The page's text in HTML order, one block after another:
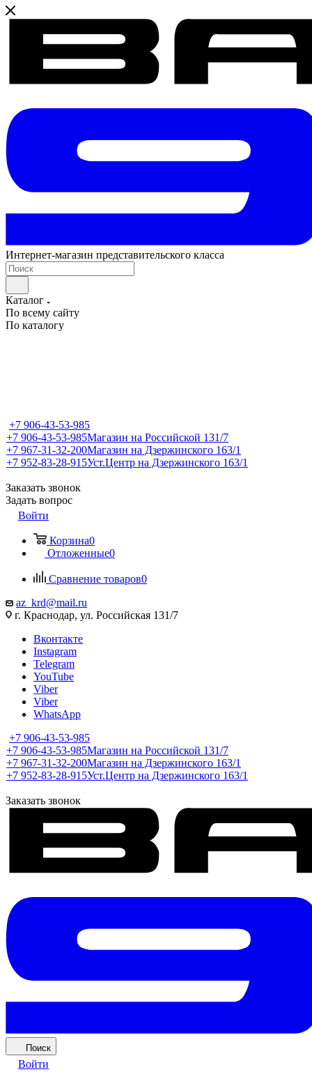
Интернет-магазин представительского класса
Каталог
По всему сайту
По каталогу
+7 906-43-53-985
+7 906-43-53-985Магазин на Российской 131/7
+7 967-31-32-200Магазин на Дзержинского 163/1
+7 952-83-28-915Уст.Центр на Дзержинского 163/1
Заказать звонок
Задать вопрос
Войти
Корзина0
Отложенные0
Сравнение товаров0
az_krd@mail.ru
г. Краснодар, ул. Российская 131/7
Вконтакте
Instagram
Telegram
YouTube
Viber
Viber
WhatsApp
+7 906-43-53-985
+7 906-43-53-985Магазин на Российской 131/7
+7 967-31-32-200Магазин на Дзержинского 163/1
+7 952-83-28-915Уст.Центр на Дзержинского 163/1
Заказать звонок
Поиск
Войти